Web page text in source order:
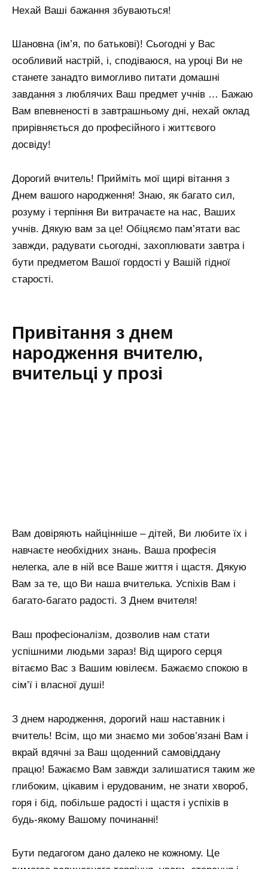
Нехай Ваші бажання збуваються!
Шановна (ім’я, по батькові)! Сьогодні у Вас
особливий настрій, і, сподіваюся, на уроці Ви не
станете занадто вимогливо питати домашні
завдання з люблячих Ваш предмет учнів … Бажаю
Вам впевненості в завтрашньому дні, нехай оклад
прирівняється до професійного і життєвого
досвіду!
Дорогий вчитель! Прийміть мої щирі вітання з
Днем вашого народження! Знаю, як багато сил,
розуму і терпіння Ви витрачаєте на нас, Ваших
учнів. Дякую вам за це! Обіцяємо пам’ятати вас
завжди, радувати сьогодні, захоплювати завтра і
бути предметом Вашої гордості у Вашій гідної
старості.
Привітання з днем
народження вчителю,
вчительці у прозі
Вам довіряють найцінніше – дітей, Ви любите їх і
навчаєте необхідних знань. Ваша професія
нелегка, але в ній все Ваше життя і щастя. Дякую
Вам за те, що Ви наша вчителька. Успіхів Вам і
багато-багато радості. З Днем вчителя!
Ваш професіоналізм, дозволив нам стати
успішними людьми зараз! Від щирого серця
вітаємо Вас з Вашим ювілеєм. Бажаємо спокою в
сім’ї і власної душі!
З днем ​​народження, дорогий наш наставник і
вчитель! Всім, що ми знаємо ми зобов’язані Вам і
вкрай вдячні за Ваш щоденний самовіддану
працю! Бажаємо Вам завжди залишатися таким же
глибоким, цікавим і ерудованим, не знати хвороб,
горя і бід, побільше радості і щастя і успіхів в
будь-якому Вашому починанні!
Бути педагогом дано далеко не кожному. Це